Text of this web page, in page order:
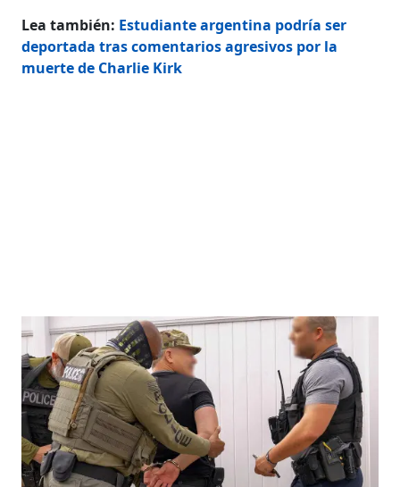
Lea también: Estudiante argentina podría ser
deportada tras comentarios agresivos por la
muerte de Charlie Kirk